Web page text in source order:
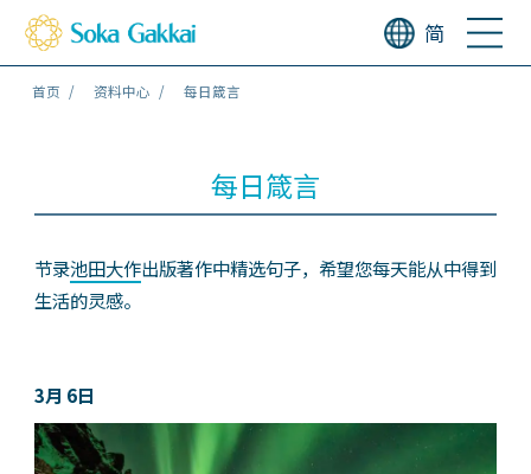
简
首页 资料中心 每日箴言
每日箴言
节录池田大作出版著作中精选句子，希望您每天能从中得到
生活的灵感。
3月 6日